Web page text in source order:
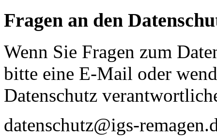
Fragen an den
Wenn Sie Fragen zum
bitte eine E-Mail oder
Datenschutz
datenschutz@igs-